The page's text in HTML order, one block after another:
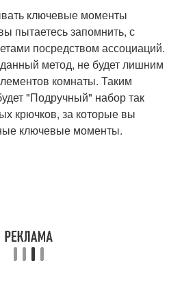
ключевые моменты
пытаетесь запомнить, с
посредством ассоциаций.
метод, не будет лишним
комнаты. Таким
"Подручный" набор так
крючков, за которые вы
ключевые моменты.